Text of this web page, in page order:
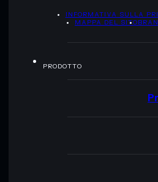
INFORMATIVA SULLA
MAPPA DEL SITO
PRODOTTO